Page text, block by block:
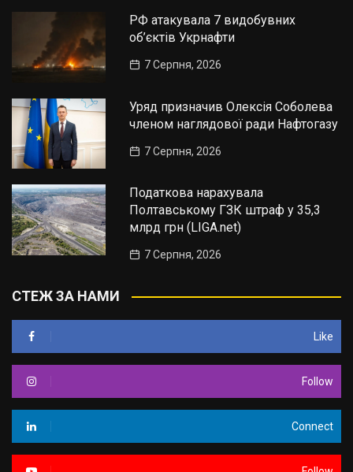
РФ атакувала 7 видобувних
об’єктів Укрнафти
7 Серпня, 2026
Уряд призначив Олексія Соболева
членом наглядової ради Нафтогазу
7 Серпня, 2026
Податкова нарахувала
Полтавському ГЗК штраф у 35,3
млрд грн (LIGA.net)
7 Серпня, 2026
СТЕЖ ЗА НАМИ
Like
Follow
Connect